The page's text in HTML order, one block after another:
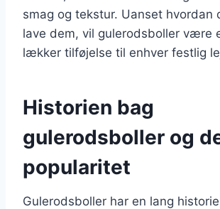
smag og tekstur. Uanset
lave dem, vil gulerodsboller være
lækker tilføjelse til enhver festlig
Historien bag
gulerodsboller og
popularitet
Gulerodsboller har en lang